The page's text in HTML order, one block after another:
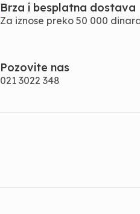
Brza i besplatna dostava
Za iznose preko 50 000
Pozovite nas
021 3022 348